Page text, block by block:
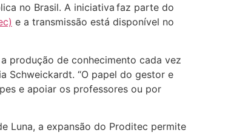
no Brasil. A iniciativa faz parte do
e a transmissão está disponível no
produção de conhecimento cada vez
Schweickardt. “O papel do gestor e
e apoiar os professores ou por
Luna, a expansão do Proditec permite